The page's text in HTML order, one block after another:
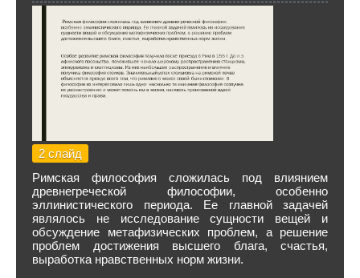
2 слайд
Римская философия сложилась под влиянием
древнегреческой философии, особенно
эллинистического периода. Ее главной задачей
являлось не исследование сущности вещей и
обсуждение метафизических проблем, а решение
проблем достижения высшего блага, счастья,
выработка нравственных норм жизни.